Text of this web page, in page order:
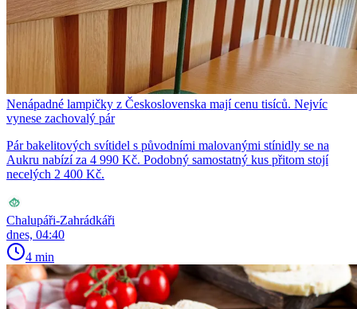
Nenápadné lampičky z Československa mají cenu tisíců. Nejvíc
vynese zachovalý pár
Pár bakelitových svítidel s původními malovanými stínidly se na
Aukru nabízí za 4 990 Kč. Podobný samostatný kus přitom stojí
necelých 2 400 Kč.
Chalupáři-Zahrádkáři
dnes, 04:40
4 min